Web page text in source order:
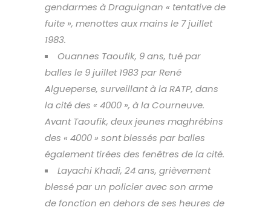
gendarmes à Draguignan « tentative de
fuite », menottes aux mains le 7 juillet
1983.
Ouannes Taoufik, 9 ans, tué par
balles le 9 juillet 1983 par René
Algueperse, surveillant à la RATP, dans
la cité des « 4000 », à la Courneuve.
Avant Taoufik, deux jeunes maghrébins
des « 4000 » sont blessés par balles
également tirées des fenêtres de la cité.
Layachi Khadi, 24 ans, grièvement
blessé par un policier avec son arme
de fonction en dehors de ses heures de